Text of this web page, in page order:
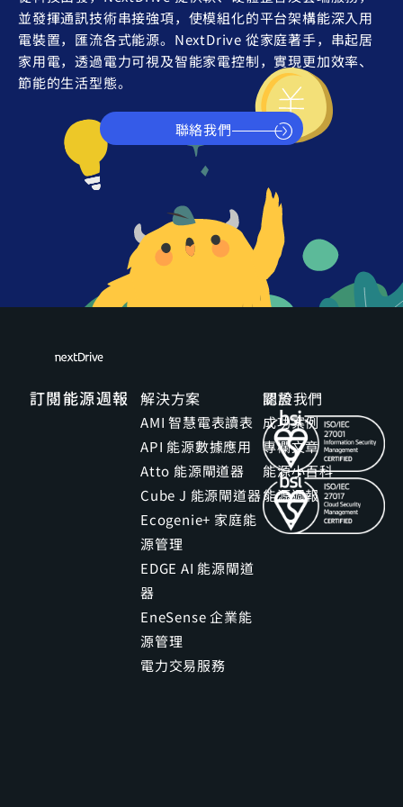
並發揮通訊技術串接強項，使模組化的平台架構能深入用
電裝置，匯流各式能源。NextDrive 從家庭著手，串起居
家用電，透過電力可視及智能家電控制，實現更加效率、
節能的生活型態。
聯絡我們
訂閱能源週報 解決方案
AMI 智慧電表讀表
API 能源數據應用
Atto 能源閘道器
Cube J 能源閘道器
Ecogenie+ 家庭能
源管理
EDGE AI 能源閘道
器
EneSense 企業能
源管理
電力交易服務
關於我們
成功案例
專欄文章
能源小百科
能源週報
認證